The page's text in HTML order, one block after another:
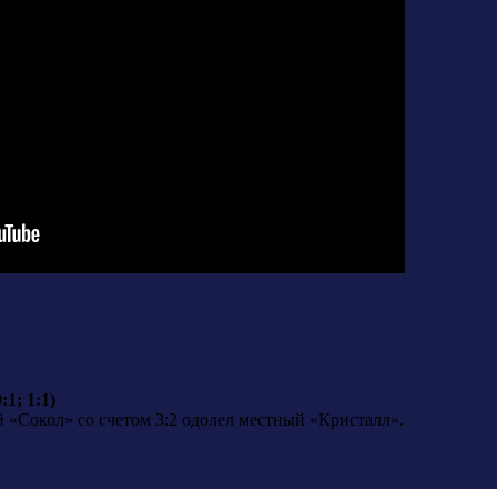
1:1)
«Сокол» со счетом 3:2 одолел местный «Кристалл».